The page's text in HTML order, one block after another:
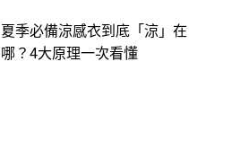
夏季必備涼感衣到底「涼」在
哪？4大原理一次看懂